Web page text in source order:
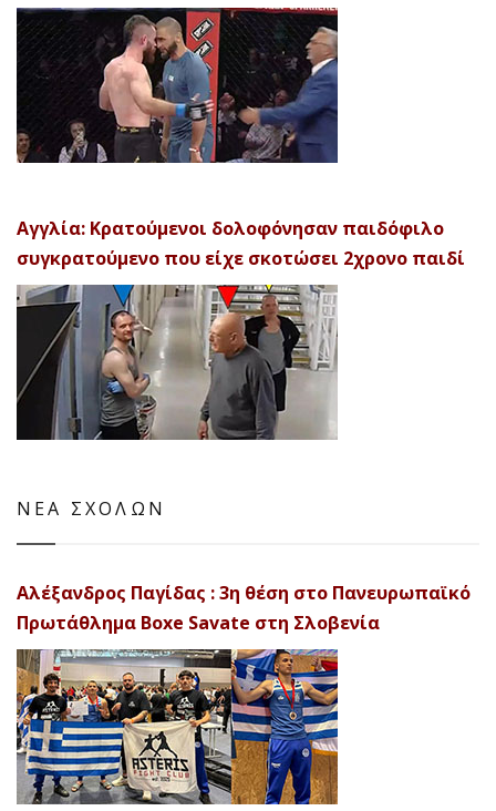
Αγγλία: Κρατούμενοι δολοφόνησαν παιδόφιλο
συγκρατούμενο που είχε σκοτώσει 2χρονο παιδί
ΝΕΑ ΣΧΟΛΩΝ
Αλέξανδρος Παγίδας : 3η θέση στο Πανευρωπαϊκό
Πρωτάθλημα Boxe Savate στη Σλοβενία